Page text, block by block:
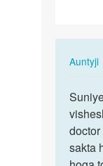
AuntyjiIn
Suniye.
Please.
Jaldi
se…
sakta